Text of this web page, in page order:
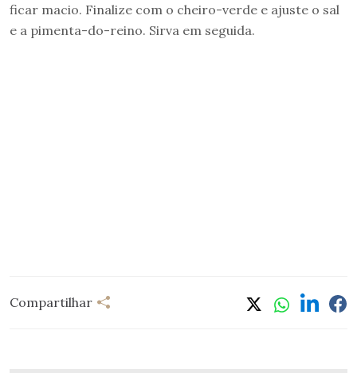
ficar macio. Finalize com o cheiro-verde e ajuste o sal
e a pimenta-do-reino. Sirva em seguida.
Compartilhar